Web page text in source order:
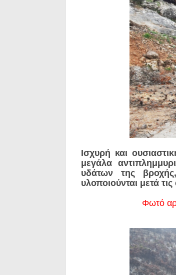
Ισχυρή και
μεγάλα
υδάτων της
υλοποιούνται μετά
Φωτό